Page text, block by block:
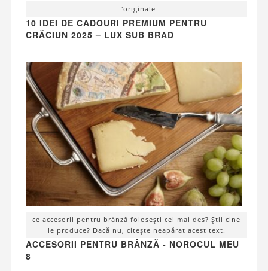
L'originale
10 IDEI DE CADOURI PREMIUM PENTRU
CRĂCIUN 2025 – LUX SUB BRAD
ce accesorii pentru brânză folosești cel mai des? Știi cine
le produce? Dacă nu, citește neapărat acest text.
ACCESORII PENTRU BRÂNZĂ - NOROCUL MEU
8